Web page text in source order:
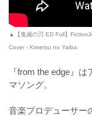
▲【鬼滅の刃 ED Full】
Cover - Kimetsu no Yaiba
『from the edge』
マソング。
音楽プロデューサー